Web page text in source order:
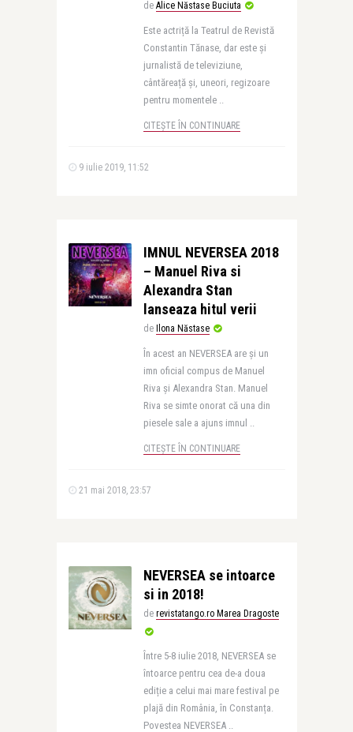
de Alice Năstase Buciuta
Este actriță la Teatrul de Revistă
Constantin Tănase, dar este și
jurnalistă de televiziune,
cântăreață și, uneori, regizoare
pentru momentele ..
CITEȘTE ÎN CONTINUARE
9 iulie 2019, 11:52
IMNUL NEVERSEA 2018
– Manuel Riva si
Alexandra Stan
lanseaza hitul verii
de Ilona Năstase
În acest an NEVERSEA are și un
imn oficial compus de Manuel
Riva și Alexandra Stan. Manuel
Riva se simte onorat că una din
piesele sale a ajuns imnul ..
CITEȘTE ÎN CONTINUARE
21 mai 2018, 23:57
NEVERSEA se intoarce
si in 2018!
de revistatango.ro Marea Dragoste
Între 5-8 iulie 2018, NEVERSEA se
întoarce pentru cea de-a doua
ediție a celui mai mare festival pe
plajă din România, în Constanța.
Povestea NEVERSEA ..